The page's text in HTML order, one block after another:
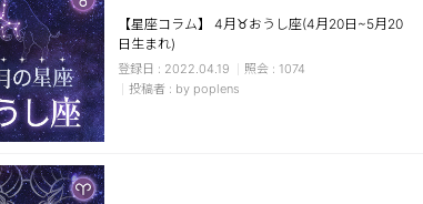
【星座コラム】 4月♉おうし座(4月20日~5月20
日生まれ)
2022.04.19
1074
by poplens